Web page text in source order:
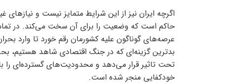
اگرچه ایران نیز از این شرایط متمایز نیست و
حاکم است که وضعیت را برای آن سخت می‌کند. در
عرصه‌های گوناگون علیه کشورمان رقم خورد تا وارد
بدترین گزینه‌ای که در جنگ اقتصادی شاهد هستیم،
تحت تاثیر قرار می‌دهد و محدودیت‌های گسترده‌ای را
خودکفایی منجر شده است.